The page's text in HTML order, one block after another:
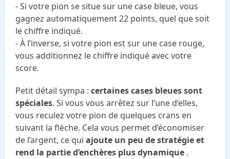
- Si votre pion se situe sur une case bleue, vous
gagnez automatiquement 22 points, quel que soit
le chiffre indiqué.
- À l’inverse, si votre pion est sur une case rouge,
vous additionnez le chiffre indiqué avec votre
score.
Petit détail sympa : certaines cases bleues sont
spéciales. Si vous vous arrêtez sur l’une d’elles,
vous reculez votre pion de quelques crans en
suivant la flèche. Cela vous permet d’économiser
de l’argent, ce qui ajoute un peu de stratégie et
rend la partie d’enchères plus dynamique .